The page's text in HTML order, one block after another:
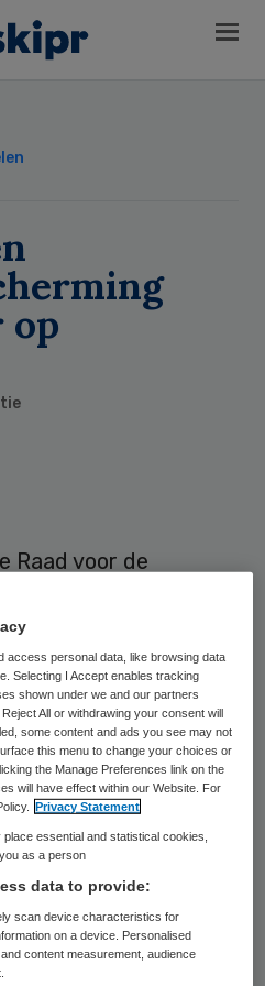
op
Raad voor de
De norm is tien
komende maanden
hebben
van Rijn (VWS) en
(Veiligheid en
de Tweede Kamer
trekt
aan om de
access personal data, like browsing data
Selecting I Accept enables tracking
shown under we and our partners
All or withdrawing your consent will
some content and ads you see may not
this menu to change your choices or
the Manage Preferences link on the
will have effect within our Website. For
Privacy Statement
essential and statistical cookies,
as a person
data to provide:
scan device characteristics for
on a device. Personalised
content measurement, audience